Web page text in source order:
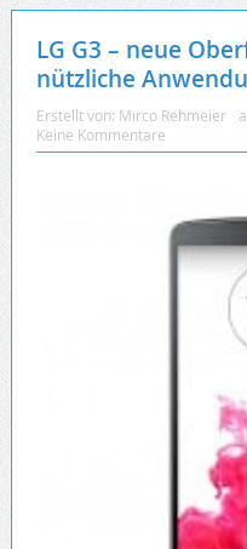
LG G3 – neue
nützliche
Erstellt von: Mirco Rehmeier
Keine Kommentare